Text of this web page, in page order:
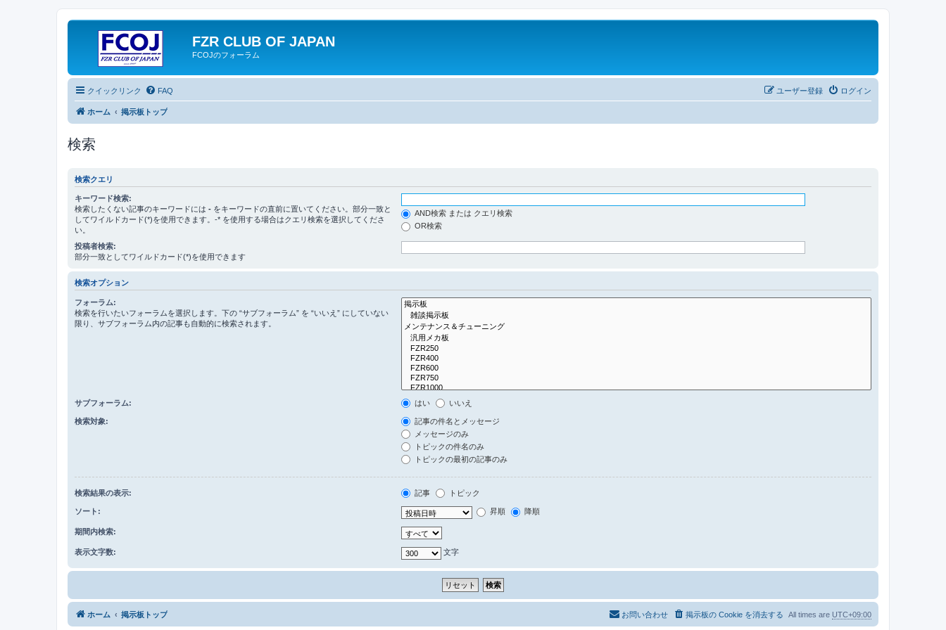
FZR CLUB OF JAPAN
FCOJのフォーラム
クイックリンク FAQ ログイン
ユーザー登録
ホーム 掲示板トップ
検索
検索クエリ
キーワード検索:
検索したくない記事のキーワードには - をキーワードの直前に置いてください。部分一致と
してワイルドカード(*)を使用できます。-* を使用する場合はクエリ検索を選択してくださ
い。
AND検索 または クエリ検索
OR検索
投稿者検索:
部分一致としてワイルドカード(*)を使用できます
検索オプション
フォーラム:
検索を行いたいフォーラムを選択します。下の “サブフォーラム” を “いいえ” にしていない
限り、サブフォーラム内の記事も自動的に検索されます。
サブフォーラム: はい いいえ
検索対象:
記事の件名とメッセージ
メッセージのみ
トピックの件名のみ
トピックの最初の記事のみ
検索結果の表示: 記事 トピック
ソート: 昇順 降順
期間内検索:
表示文字数: 文字
ホーム 掲示板トップ All times are UTC+09:00
掲示板の Cookie を消去する
お問い合わせ